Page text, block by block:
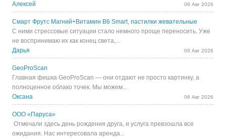
Алексей
06 Авг 2026
Смарт Фрутс Магний+Витамин В6 Smart, пастилки жевательные
С ними стрессовые ситуации стало немного проще переносить. Уже
не воспринимаю их как конец света,...
Дарья
06 Авг 2026
GeoProScan
Главная фишка GeoProScan — они отдают не просто картинку, а
полноценное облако точек. Мы можем...
Оксана
06 Авг 2026
ООО «Паруса»
Отмечали здесь день рождения друга, и услуга превзошла все
ожидания. Нас интересовала аренда...